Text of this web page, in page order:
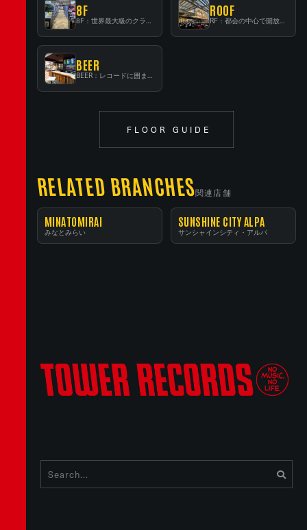
8F ROOF
BEER
FLOOR GUIDE
RELATED BRANCHES関連店舗
MINATOMIRAI
みなとみらい
SUNSHINE CITY ALPA
サンシャインシティ・アルパ